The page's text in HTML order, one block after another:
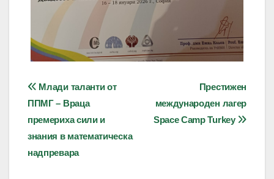
Навигация
Престижен
международен лагер
Space Camp Turkey
Млади таланти от
ППМГ – Враца
премериха сили и
знания в математическа
надпревара